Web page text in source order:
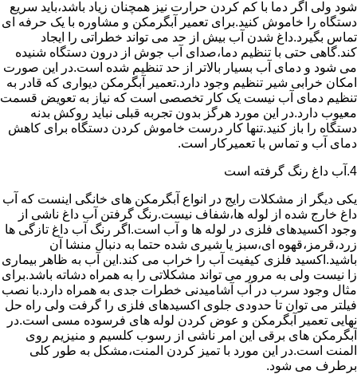
شود ولی اگر دما با کم کردن حرارت نیز همچنان زیاد باشد،باید سریع
دستگاه را خاموش کنید.برای تعمیر آبگرمکن و مشاوره با یک حرفه ای
تماس بگیرد.داغ شدن آب بیش از حد می تواند خطراتی را ایجاد
کند.گاهی حتی با تنظیم دما،صدای آب جوش از درون دستگاه شنیده
می شود و دمای آب بسیار بالاتر از حد تنظیم شده است.در این صورت
امکان خرابی شیر تنظیم وجود دارد.تعمیر آبگرمکن دیواری که قادر به
تنظیم دمای آب نیست یک کار تخصصی است که نیاز به تعویض قسمت
معیوب دارد.در این مورد هرگز بدون تجربه قبلی نباید روکش بدنه
دستگاه را باز کنید.تنها کار درست خاموش کردن دستگاه برای کاهش
دمای آب و تماس با تعمیرکار است.
4.آب داغ رنگ گرفته است
یکی دیگر از مشکلات رایج در انواع آبگرمکن های خانگی اینست که آب
داغ خارج شده از لوله ها،شفاف نیست.رنگ گرفتن آب داغ ناشی از
وجود اکسیدهای فلزی در لوله ها و آب است.اگر رنگ آب داغ تازگی ها
زرد،قرمز،قهوه ای،سبز یا شیری شده حتما به دنبال منشا آن
باشید.اکسید فلزی کیفیت آب را خراب می کند.این آب به ظاهر بیماری
زا نیست ولی به مرور می تواند مشکلاتی را به همراه دشاته باشد.برای
مثال وجود سرب در آب آشامیدنی خطرات جدی به همراه دارد.با نصب
فیلتر می توان تا حدودی جلوی اکسیدهای فلزی را گرفت ولی راه حل
نهایی تعمیر آبگرمکن و عوض کردن لوله های فرسوده مسی است.در
آبگرمکن های برقی این امر ناشی از رسوب کلسیم و منیزیم روی
المنت است.در این مورد با تمیز کردن المنت،مشکل به طور کلی
برطرف می شود.